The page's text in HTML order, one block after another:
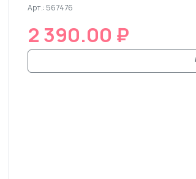
Арт.: 567476
2 390.00 ₽